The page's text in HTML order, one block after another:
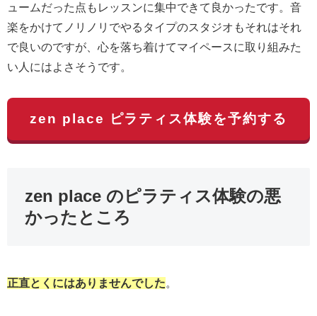
ュームだった点もレッスンに集中できて良かったです。音
楽をかけてノリノリでやるタイプのスタジオもそれはそれ
で良いのですが、心を落ち着けてマイペースに取り組みた
い人にはよさそうです。
zen place ピラティス体験を予約する
zen place のピラティス体験の悪
かったところ
正直とくにはありませんでした。